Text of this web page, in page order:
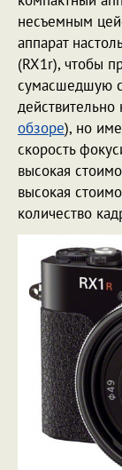
несъемным
аппарат
(RX1r), чтобы
сумасшедшую
обзоре), но
скорость
высокая
высокая
количество